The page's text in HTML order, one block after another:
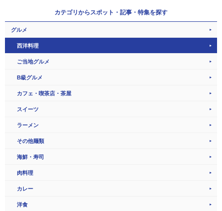
カテゴリからスポット・記事・特集を探す
グルメ
西洋料理
ご当地グルメ
B級グルメ
カフェ・喫茶店・茶屋
スイーツ
ラーメン
その他麺類
海鮮・寿司
肉料理
カレー
洋食